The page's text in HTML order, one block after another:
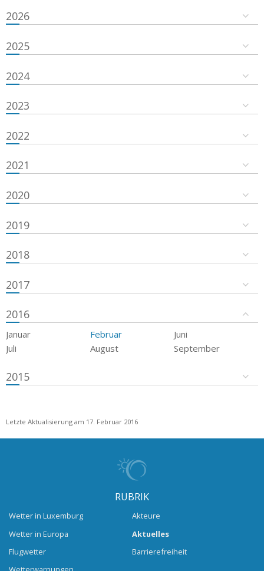
2026
2025
2024
2023
2022
2021
2020
2019
2018
2017
2016
Januar Februar
Juni
Juli
August September
2015
Letzte Aktualisierung am 17. Februar 2016
RUBRIK
Wetter in Luxemburg
Wetter in Europa
Flugwetter
Akteure
Aktuelles
Barrierefreiheit